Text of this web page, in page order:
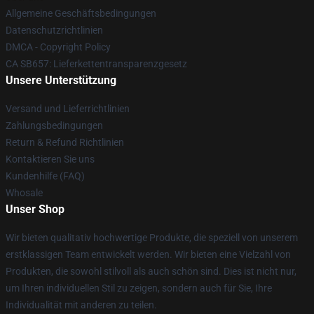
Allgemeine Geschäftsbedingungen
Datenschutzrichtlinien
DMCA - Copyright Policy
CA SB657: Lieferkettentransparenzgesetz
Unsere Unterstützung
Versand und Lieferrichtlinien
Zahlungsbedingungen
Return & Refund Richtlinien
Kontaktieren Sie uns
Kundenhilfe (FAQ)
Whosale
Unser Shop
Wir bieten qualitativ hochwertige Produkte, die speziell von unserem
erstklassigen Team entwickelt werden. Wir bieten eine Vielzahl von
Produkten, die sowohl stilvoll als auch schön sind. Dies ist nicht nur,
um Ihren individuellen Stil zu zeigen, sondern auch für Sie, Ihre
Individualität mit anderen zu teilen.